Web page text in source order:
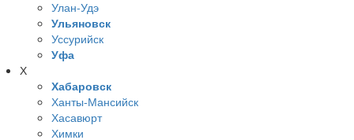
Улан-Удэ
Ульяновск
Уссурийск
Уфа
Х
Хабаровск
Ханты-Мансийск
Хасавюрт
Химки